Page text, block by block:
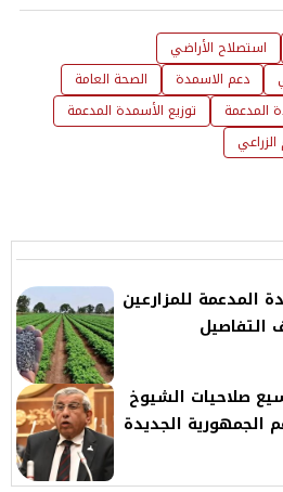
استصلاح الأراضي
دعم الاسمدة
الصحة العامة
المدعمة
توزيع الأسمدة المدعمة
المدعمة للمزارعين
التفاصيل
صلاحيات الشيوخ
الجمهورية الجديدة